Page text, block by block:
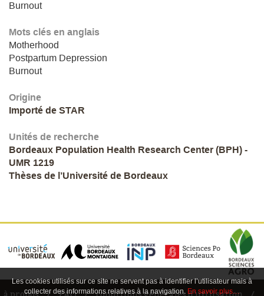
Burnout
Mots clés en anglais
Motherhood
Postpartum Depression
Burnout
Origine
Importé de STAR
Unités de recherche
Bordeaux Population Health Research Center (BPH) -
UMR 1219
Thèses de l’Université de Bordeaux
Les cookies utilisés sur ce site ne servent pas à identifier l’utilisateur mais à
collecter des informations relatives à la navigation. En savoir plus…